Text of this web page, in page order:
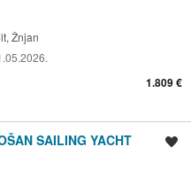
Žnjan
1.809 €
SAILING YACHT